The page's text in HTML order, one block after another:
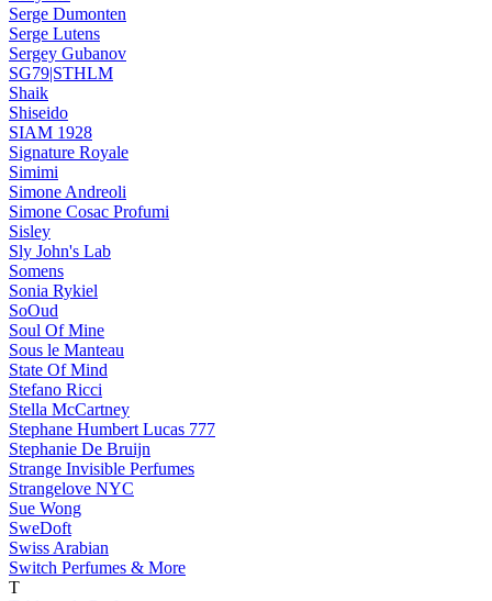
Serge Dumonten
Serge Lutens
Sergey Gubanov
SG79|STHLM
Shaik
Shiseido
SIAM 1928
Signature Royale
Simimi
Simone Andreoli
Simone Cosac Profumi
Sisley
Sly John's Lab
Somens
Sonia Rykiel
SoOud
Soul Of Mine
Sous le Manteau
State Of Mind
Stefano Ricci
Stella McCartney
Stephane Humbert Lucas 777
Stephanie De Bruijn
Strange Invisible Perfumes
Strangelove NYC
Sue Wong
SweDoft
Swiss Arabian
Switch Perfumes & More
T